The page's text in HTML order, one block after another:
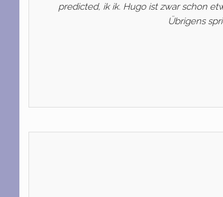
predicted, ik ik. Hugo ist zwar schon
Übrigens